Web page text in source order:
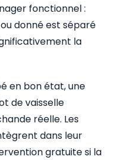
fonctionnel :
donné est séparé
la
en bon état, une
de vaisselle
réelle. Les
dans leur
gratuite si la